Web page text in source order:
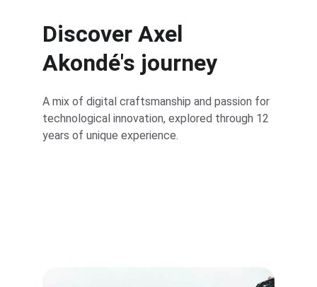
Discover Axel
Akondé's journey
A mix of digital craftsmanship and passion for
technological innovation, explored through 12
years of unique experience.